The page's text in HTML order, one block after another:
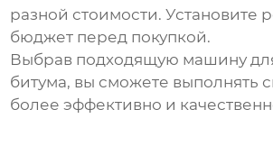
разной стоимости. Установите
бюджет перед покупкой.
Выбрав подходящую машину
битума, вы сможете выполнять
более эффективно и